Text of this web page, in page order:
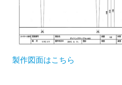
製作図面はこちら